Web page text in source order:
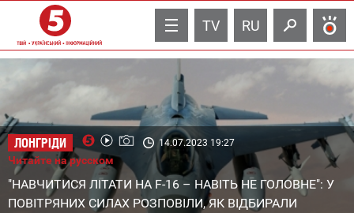
TV RU
ЛОНГРІДИ 14.07.2023 19:27
Читайте на русском
"НАВЧИТИСЯ ЛІТАТИ НА F-16 – НАВІТЬ НЕ ГОЛОВНЕ": У
ПОВІТРЯНИХ СИЛАХ РОЗПОВІЛИ, ЯК ВІДБИРАЛИ